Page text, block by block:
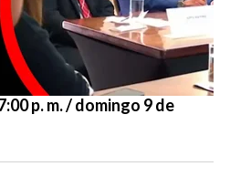
p. m. / domingo 9 de